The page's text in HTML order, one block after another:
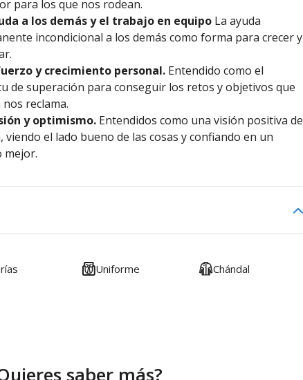
para los que nos rodean.
a los demás y el trabajo en equipo La ayuda
incondicional a los demás como forma para crecer y
y crecimiento personal. Entendido como el
de superación para conseguir los retos y objetivos que
nos reclama.
y optimismo. Entendidos como una visión positiva de
viendo el lado bueno de las cosas y confiando en un
Uniforme Chándal
saber más?